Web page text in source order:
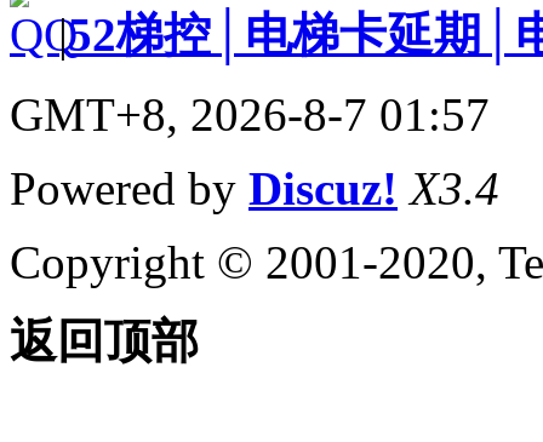
|52梯控│电梯卡延期│
GMT+8, 2026-8-7 01:57
Powered by Discuz! X3.4
Copyright © 2001-2020,
返回顶部